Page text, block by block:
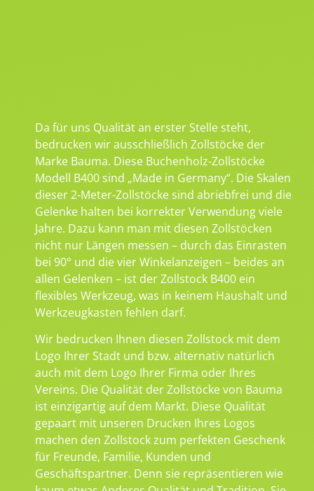
Da für uns Qualität an erster Stelle steht,
bedrucken wir ausschließlich Zollstöcke der
Marke Bauma. Diese Buchenholz-Zollstöcke
Modell B400 sind „Made in Germany“. Die Skalen
dieser 2-Meter-Zollstöcke sind abriebfrei und die
Gelenke halten bei korrekter Verwendung viele
Jahre. Dazu kann man mit diesen Zollstöcken
nicht nur Längen messen – durch das Einrasten
bei 90° und die vier Winkelanzeigen – beides an
allen Gelenken – ist der Zollstock B400 ein
flexibles Werkzeug, was in keinem Haushalt und
Werkzeugkasten fehlen darf.
Wir bedrucken Ihnen diesen Zollstock mit dem
Logo Ihrer Stadt und bzw. alternativ natürlich
auch mit dem Logo Ihrer Firma oder Ihres
Vereins. Die Qualität der Zollstöcke von Bauma
ist einzigartig auf dem Markt. Diese Qualität
gepaart mit unseren Drucken Ihres Logos
machen den Zollstock zum perfekten Geschenk
für Freunde, Familie, Kunden und
Geschäftspartner. Denn sie repräsentieren wie